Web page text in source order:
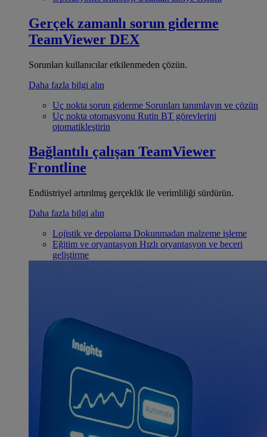
Gerçek zamanlı sorun giderme
TeamViewer DEX
Sorunları kullanıcılar etkilenmeden çözün.
Daha fazla bilgi alın
Uç nokta sorun giderme Sorunları tanımlayın ve çözün
Uç nokta otomasyonu Rutin BT görevlerini
otomatikleştirin
Bağlantılı çalışan TeamViewer
Frontline
Endüstriyel artırılmış gerçeklik ile verimliliği sürdürün.
Daha fazla bilgi alın
Lojistik ve depolama Dokunmadan malzeme işleme
Eğitim ve oryantasyon Hızlı oryantasyon ve beceri
geliştirme